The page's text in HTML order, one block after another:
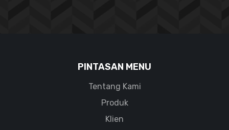
PINTASAN MENU
Tentang Kami
Produk
Klien